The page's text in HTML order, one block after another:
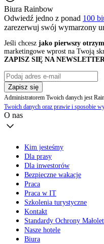
Biura Rainbow
Odwiedź jedno z ponad 100
zarezerwuj swój wymarzony
Jeśli chcesz jako pierwszy
marketingowe wprost na Twoją
ZAPISZ SIĘ NA
Zapisz się
Administratorem Twoich danych jest
Twoich danych oraz prawie i sposobie
O nas
Kim jesteśmy
Dla prasy
Dla inwestorów
Bezpieczne wakacje
Praca
Praca w IT
Szkolenia turystyczne
Kontakt
Standardy Ochrony
Nasze hotele
Biura